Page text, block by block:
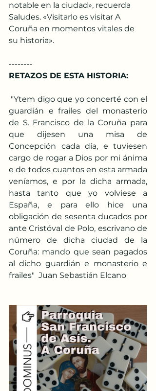
notable en la ciudad», recuerda
Saludes. «Visitarlo es visitar A
Coruña en momentos vitales de
su historia».
--------
RETAZOS DE ESTA HISTORIA:
guardián e frailes del monasterio
de S. Francisco de la Coruña para
que dijesen una misa de
Concepción cada día, e tuviesen
cargo de rogar a Dios por mi ánima
e de todos cuantos en esta armada
veníamos, e por la dicha armada,
hasta tanto que yo volviese a
España, e para ello hice una
obligación de sesenta ducados por
ante Cristóval de Polo, escrivano de
número de dicha ciudad de la
Coruña: mando que sean pagados
al dicho guardián e monasterio e
frailes"  Juan Sebastián Elcano